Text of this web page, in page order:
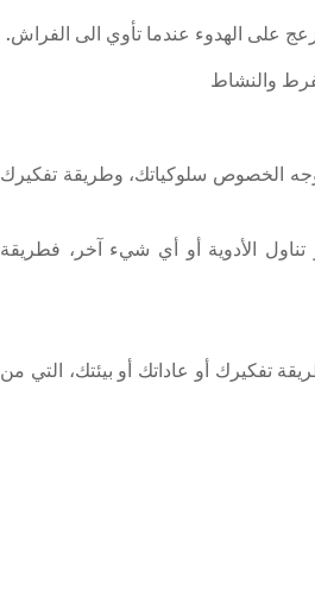
على الهدوء عندما تأوي الى الفراش.
والنشاط
وجه الخصوص سلوكياتك، وطريقة تفكيرك
الأدوية أو أي شيء آخر، فطريقة
تفكيرك أو عاداتك أو بيئتك، التي من